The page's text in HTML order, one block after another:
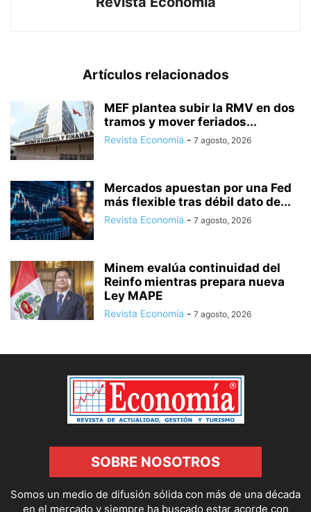
Artículos relacionados
MEF plantea subir la RMV en dos
tramos y mover feriados...
Revista Economía - 7 agosto, 2026
Mercados apuestan por una Fed
más flexible tras débil dato de...
Revista Economía - 7 agosto, 2026
Minem evalúa continuidad del
Reinfo mientras prepara nueva
Ley MAPE
Revista Economía - 7 agosto, 2026
SOBRE NOSOTROS
Somos un medio de difusión sólida con más de una década
en el mercado y siempre ha buscado estar acorde con